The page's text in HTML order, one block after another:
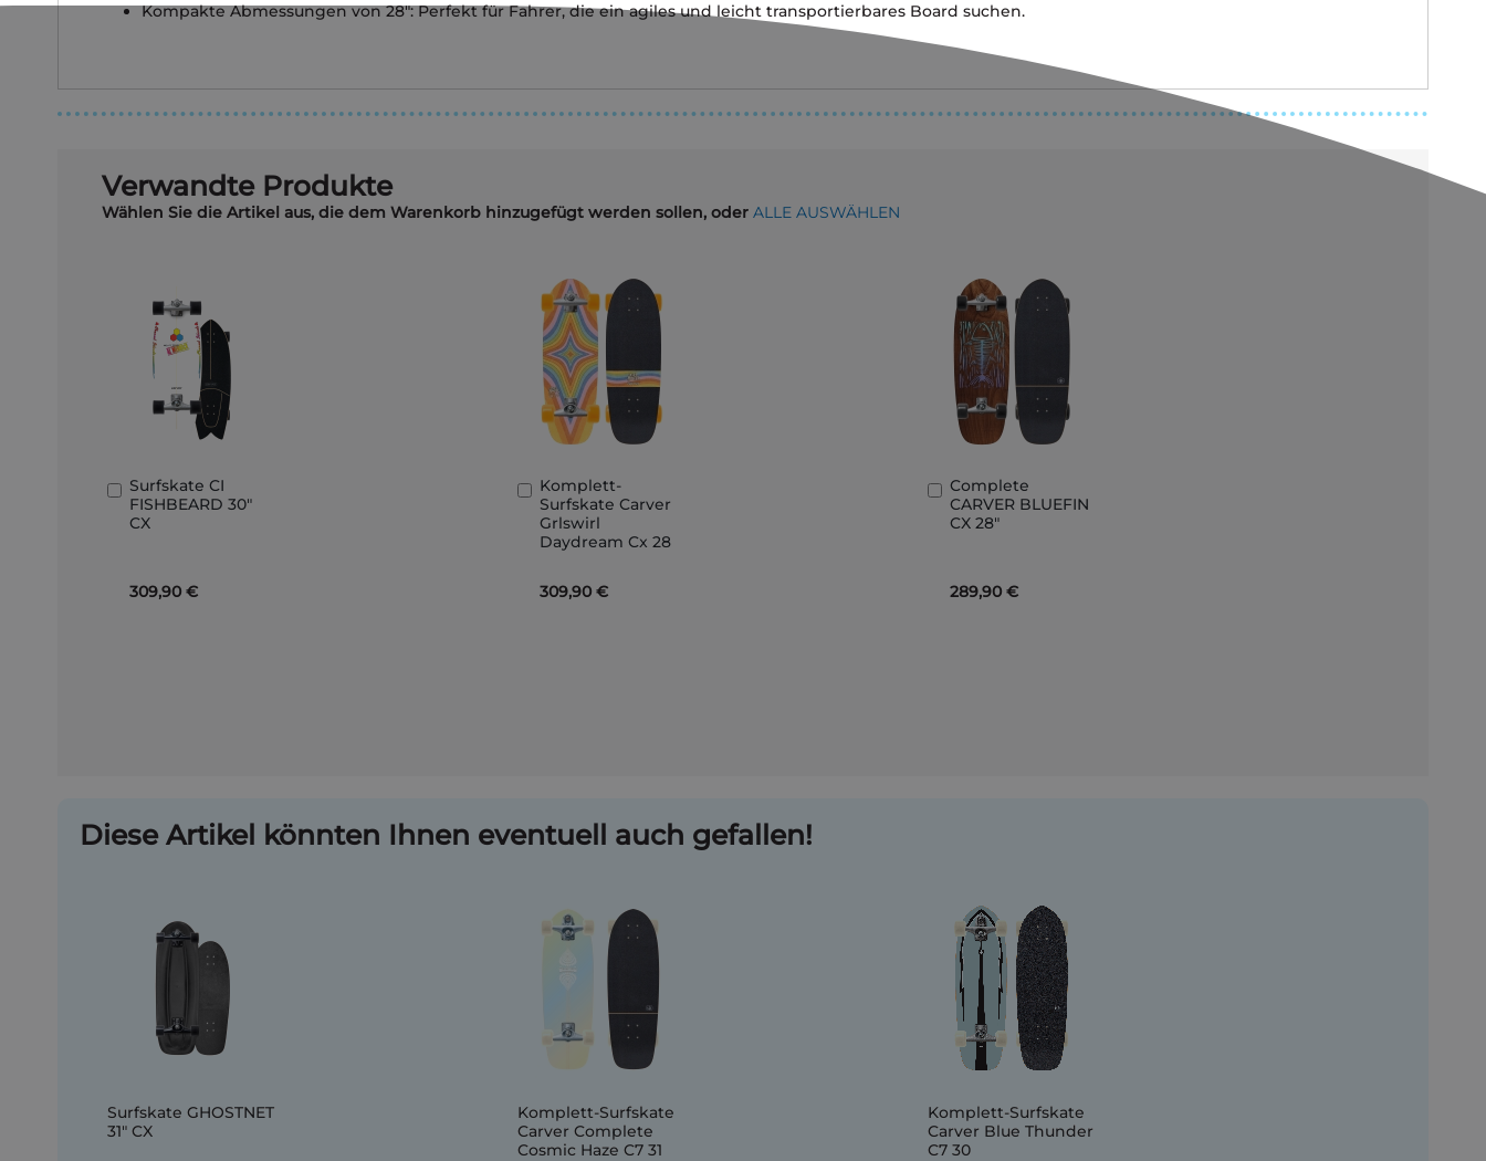
Kompakte Abmessungen von 28": Perfekt für Fahrer, die ein agiles und leicht transportierbares Board suchen.
Verwandte Produkte
Wählen Sie die Artikel aus, die dem Warenkorb hinzugefügt werden sollen, oder ALLE AUSWÄHLEN
Surfskate CI
FISHBEARD 30"
CX
309,90 €
In
den
Warenkorb
Komplett-
Surfskate Carver
Grlswirl
Daydream Cx 28
309,90 €
In
den
Warenkorb
Complete
CARVER BLUEFIN
CX 28"
289,90 €
In
den
Warenkorb
Diese Artikel könnten Ihnen eventuell auch gefallen!
Surfskate GHOSTNET
31" CX
Komplett-Surfskate
Carver Complete
Cosmic Haze C7 31
Komplett-Surfskate
Carver Blue Thunder
C7 30